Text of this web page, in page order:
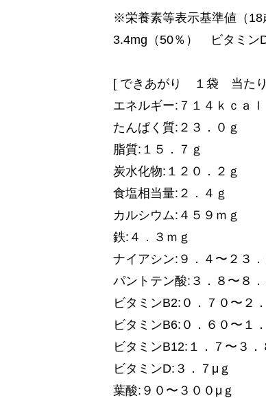
※栄養素等表示基準値（
3.4mg（50％） ビタミン
[ できあがり １袋 当た
エネルギー:７１４ｋｃａｌ
たんぱく質:２３．０ｇ
脂質:１５．７ｇ
炭水化物:１２０．２ｇ
食塩相当量:２．４ｇ
カルシウム:４５９ｍｇ
鉄:４．３ｍｇ
ナイアシン:９．４〜２３．
パントテン酸:３．８〜８．
ビタミンB2:０．７０〜２
ビタミンB6:０．６０〜１
ビタミンB12:１．７〜３．
ビタミンD:３．７μｇ
葉酸:９０〜３００μｇ